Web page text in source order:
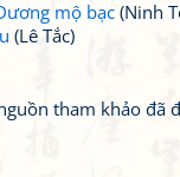
mộ bạc (Ninh
(Lê Tắc)
tham khảo đã